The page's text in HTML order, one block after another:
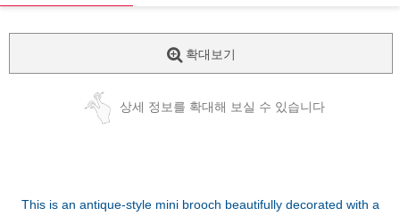
확대보기
상세 정보를 확대해 보실 수 있습니다
This is an antique-style mini brooch beautifully decorated with a